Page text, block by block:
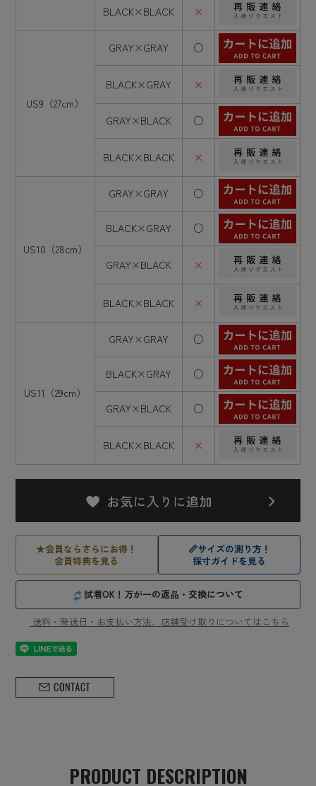
BLACK×BLACK ×
US9（27cm）
GRAY×GRAY ○
BLACK×GRAY ×
GRAY×BLACK ○
BLACK×BLACK ×
US10（28cm）
GRAY×GRAY ○
BLACK×GRAY ○
GRAY×BLACK ×
BLACK×BLACK ×
US11（29cm）
GRAY×GRAY ○
BLACK×GRAY ○
GRAY×BLACK ○
BLACK×BLACK ×
★会員ならさらにお得！
会員特典を見る
📏サイズの測り方！
採寸ガイドを見る
試着OK！万が一の返品・交換について
送料・発送日・お支払い方法、店舗受け取りについてはこちら
PRODUCT DESCRIPTION